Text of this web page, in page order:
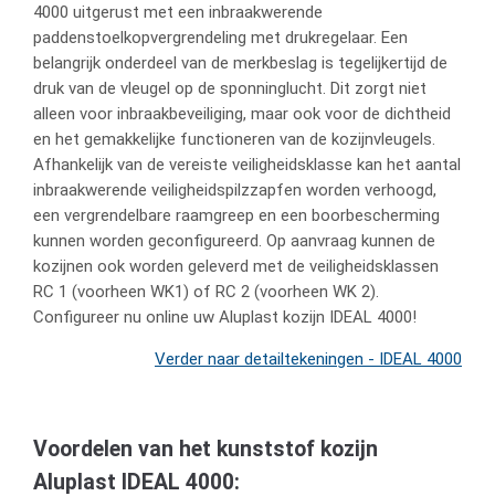
4000 uitgerust met een inbraakwerende
paddenstoelkopvergrendeling met drukregelaar. Een
belangrijk onderdeel van de merkbeslag is tegelijkertijd de
druk van de vleugel op de sponninglucht. Dit zorgt niet
alleen voor inbraakbeveiliging, maar ook voor de dichtheid
en het gemakkelijke functioneren van de kozijnvleugels.
Afhankelijk van de vereiste veiligheidsklasse kan het aantal
inbraakwerende veiligheidspilzzapfen worden verhoogd,
een vergrendelbare raamgreep en een boorbescherming
kunnen worden geconfigureerd. Op aanvraag kunnen de
kozijnen ook worden geleverd met de veiligheidsklassen
RC 1 (voorheen WK1) of RC 2 (voorheen WK 2).
Configureer nu online uw Aluplast kozijn IDEAL 4000!
Verder naar detailtekeningen - IDEAL 4000
Voordelen van het kunststof kozijn
Aluplast IDEAL 4000: